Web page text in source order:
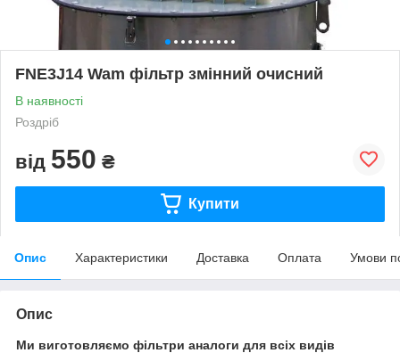
FNE3J14 Wam фільтр змінний очисний
В наявності
Роздріб
від 550 ₴
Купити
Опис Характеристики Доставка Оплата Умови
Опис
Ми виготовляємо фільтри аналоги для всіх видів